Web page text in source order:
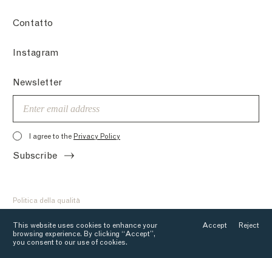
This website uses cookies to enhance your
browsing experience. By clicking “Accept”,
you consent to our use of cookies.
Accept Reject
Contatto
Instagram
Newsletter
I agree to the Privacy Policy
Subscribe
Politica della qualità
©Tuckey Design Studio 2026